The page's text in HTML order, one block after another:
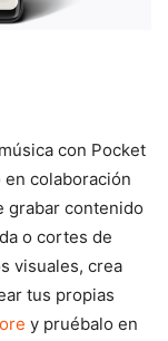
con Pocket
colaboración
grabar contenido
o cortes de
visuales, crea
tus propias
y pruébalo en